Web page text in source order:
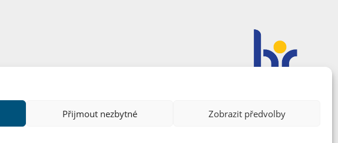
Přijmout nezbytné Zobrazit předvolby